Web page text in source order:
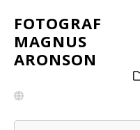
FOTOGRAF
MAGNUS
ARONSON